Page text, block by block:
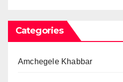
Categories
Amchegele Khabbar